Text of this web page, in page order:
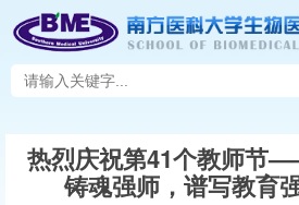
热烈庆祝第41个教师节
铸魂强师，谱写教育